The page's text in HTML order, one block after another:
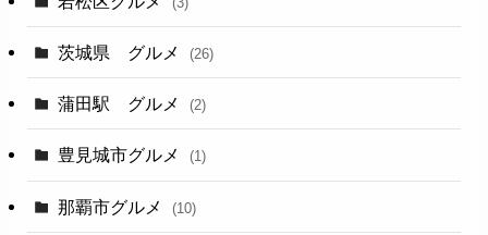
茨城県 グルメ (26)
蒲田駅 グルメ (2)
豊見城市グルメ (1)
那覇市グルメ (10)